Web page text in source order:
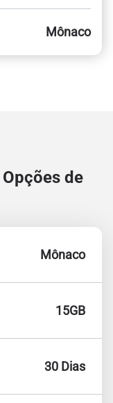
Mônaco
Opções de
Mônaco
15GB
30 Dias